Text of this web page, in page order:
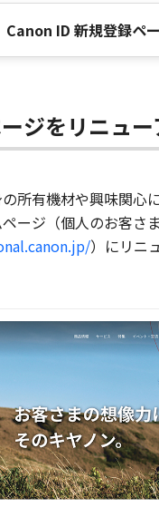
Canon ID 新規登録ペ
ジをリニュ
所有機材や興味関心
ージ（個人のお客さま
）にリニ